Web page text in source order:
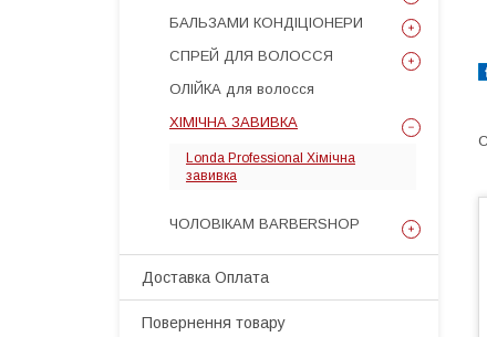
БАЛЬЗАМИ КОНДІЦІОНЕРИ
СПРЕЙ ДЛЯ ВОЛОССЯ
ОЛІЙКА для волосся
ХІМІЧНА ЗАВИВКА
Londa Professional Хімічна
завивка
ЧОЛОВІКАМ BARBERSHOP
Доставка Оплата
Повернення товару